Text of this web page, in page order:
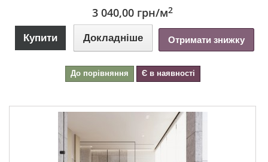
3 040,00 грн/м2
Купити Докладніше Отримати знижку
До порівняння Є в наявності